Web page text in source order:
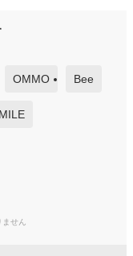
OMMO Bee
ません